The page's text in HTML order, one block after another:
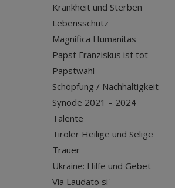
Krankheit und Sterben
Lebensschutz
Magnifica Humanitas
Papst Franziskus ist tot
Papstwahl
Schöpfung / Nachhaltigkeit
Synode 2021 – 2024
Talente
Tiroler Heilige und Selige
Trauer
Ukraine: Hilfe und Gebet
Via Laudato si'